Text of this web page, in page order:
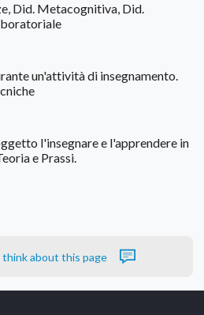
Did. Metacognitiva, Did.
un'attività di insegnamento.
l'insegnare e l'apprendere in
e Prassi.
think about this page